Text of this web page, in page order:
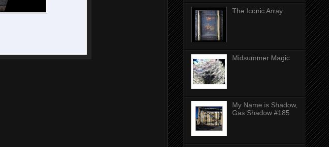
The Iconic Array
Midsummer Magic
My Name is Shadow,
Gas Shadow #185